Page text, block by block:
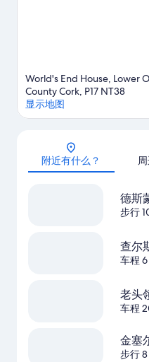
World's End House, Lower
County Cork, P17 NT38
显示地图
附近有什么？
德斯
步行
查尔
车程
老头
车程
金塞
步行